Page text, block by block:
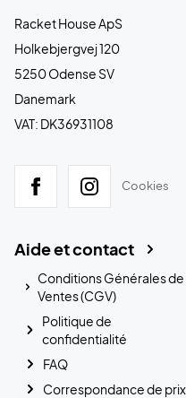
Racket House ApS
Holkebjergvej 120
5250 Odense SV
Danemark
VAT: DK36931108
Cookies
Aide et contact
Conditions Générales de
Ventes (CGV)
Politique de
confidentialité
FAQ
Correspondance de prix